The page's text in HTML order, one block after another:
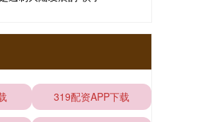
319配资APP下载